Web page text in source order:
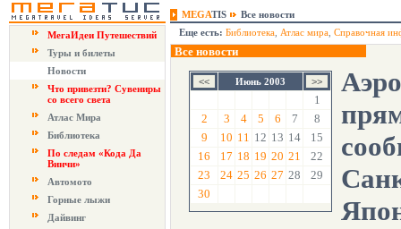
MEGATIS
Все новости
МегаИдеи Путешествий
Туры и билеты
Новости
Что привезти? Сувениры
со всего света
Атлас Мира
Библиотека
По следам «Кода Да
Винчи»
Автомото
Горные лыжи
Дайвинг
Еще есть: Библиотека Атлас мира Справочная
Все новости
Июнь 2003
1
2
3 4 5 6 7
8
9
10 11 12 13 14
15
16
17 18 19 20 21
22
23
24 25 26 27 28
29
30